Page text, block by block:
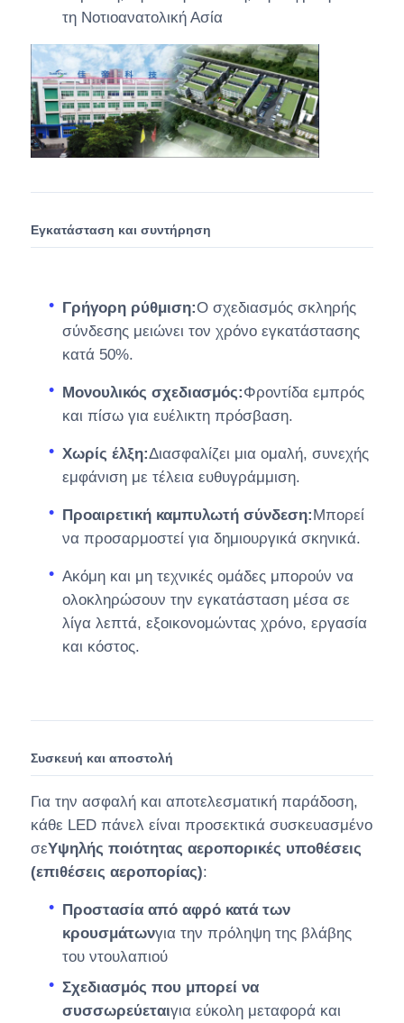
τη Νοτιοανατολική Ασία
Εγκατάσταση και συντήρηση
Γρήγορη ρύθμιση:Ο σχεδιασμός σκληρής
σύνδεσης μειώνει τον χρόνο εγκατάστασης
κατά 50%.
Μονουλικός σχεδιασμός:Φροντίδα εμπρός
και πίσω για ευέλικτη πρόσβαση.
Χωρίς έλξη:Διασφαλίζει μια ομαλή, συνεχής
εμφάνιση με τέλεια ευθυγράμμιση.
Προαιρετική καμπυλωτή σύνδεση:Μπορεί
να προσαρμοστεί για δημιουργικά σκηνικά.
Ακόμη και μη τεχνικές ομάδες μπορούν να
ολοκληρώσουν την εγκατάσταση μέσα σε
λίγα λεπτά, εξοικονομώντας χρόνο, εργασία
και κόστος.
Συσκευή και αποστολή
Για την ασφαλή και αποτελεσματική παράδοση,
κάθε LED πάνελ είναι προσεκτικά συσκευασμένο
σεΥψηλής ποιότητας αεροπορικές υποθέσεις
(επιθέσεις αεροπορίας):
Προστασία από αφρό κατά των
κρουσμάτωνγια την πρόληψη της βλάβης
του ντουλαπιού
Σχεδιασμός που μπορεί να
συσσωρεύεταιγια εύκολη μεταφορά και